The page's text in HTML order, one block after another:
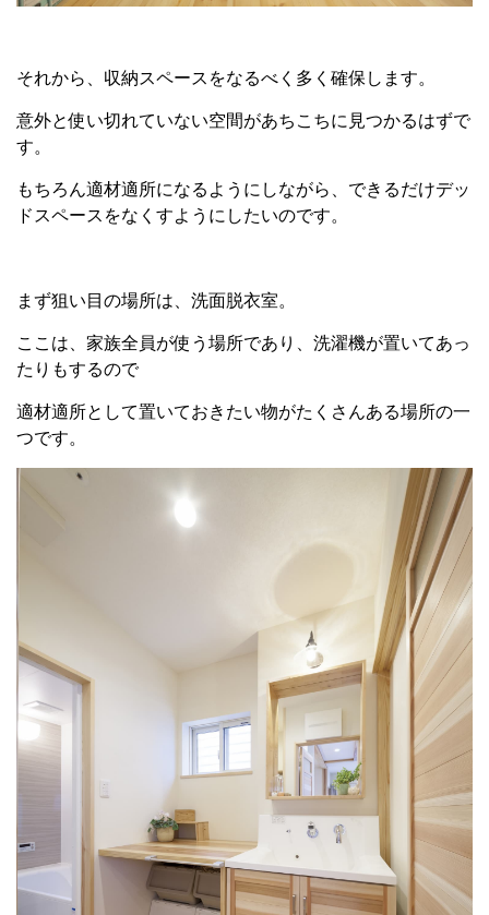
それから、収納スペースをなるべく多く確保します。
意外と使い切れていない空間があちこちに見つかるはずで
す。
もちろん適材適所になるようにしながら、できるだけデッ
ドスペースをなくすようにしたいのです。
まず狙い目の場所は、洗面脱衣室。
ここは、家族全員が使う場所であり、洗濯機が置いてあっ
たりもするので
適材適所として置いておきたい物がたくさんある場所の一
つです。